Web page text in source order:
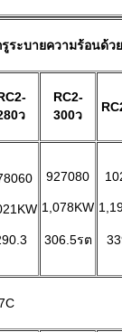
รูระบายความร้อนด้ว
ว
RC2-
300ว
927080
1,078KW
306.5รต